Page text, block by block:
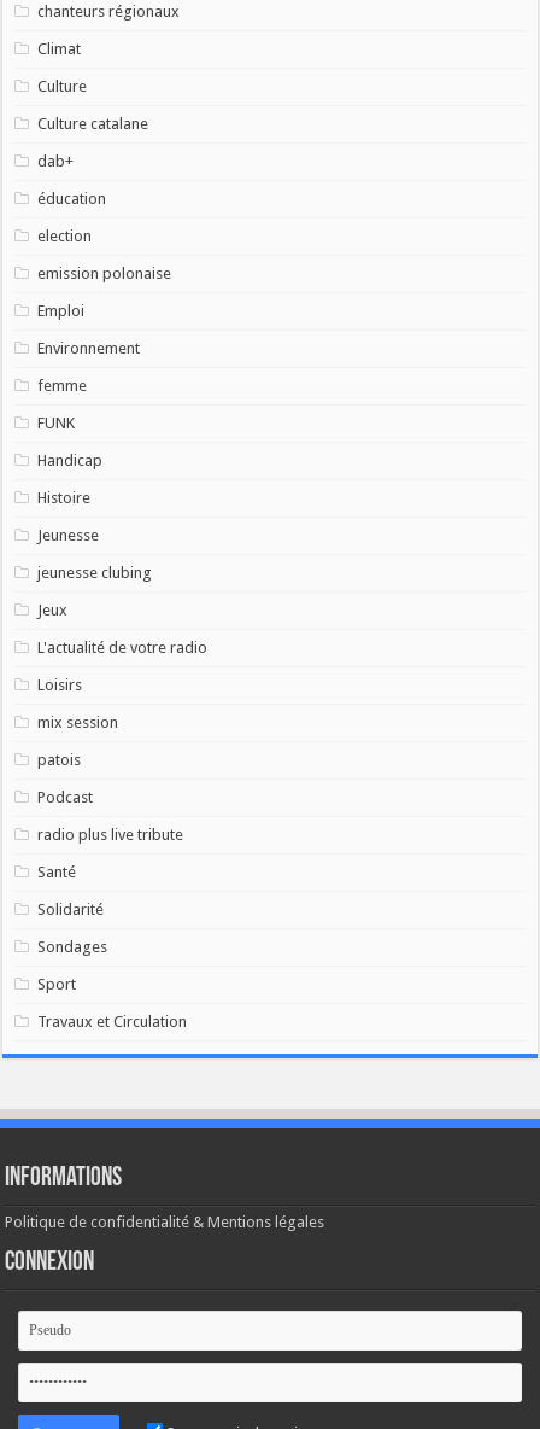
chanteurs régionaux
Climat
Culture
Culture catalane
dab+
éducation
election
emission polonaise
Emploi
Environnement
femme
FUNK
Handicap
Histoire
Jeunesse
jeunesse clubing
Jeux
L'actualité de votre radio
Loisirs
mix session
patois
Podcast
radio plus live tribute
Santé
Solidarité
Sondages
Sport
Travaux et Circulation
Informations
Politique de confidentialité & Mentions légales
Connexion